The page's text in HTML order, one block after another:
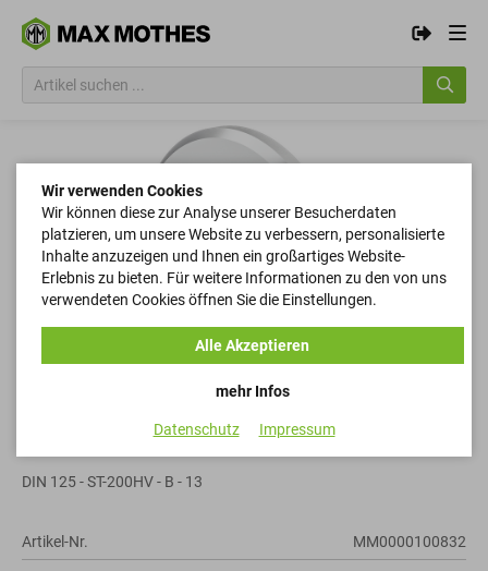
DIN 125 - ST-200HV - B - 13
Artikel-Nr. MM0000100832
Wir verwenden Cookies
Wir können diese zur Analyse unserer Besucherdaten
platzieren, um unsere Website zu verbessern, personalisierte
Inhalte anzuzeigen und Ihnen ein großartiges Website-
Erlebnis zu bieten. Für weitere Informationen zu den von uns
verwendeten Cookies öffnen Sie die Einstellungen.
mehr Infos
Alle Akzeptieren
Datenschutz Impressum